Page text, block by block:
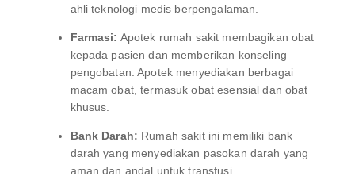
ahli teknologi medis berpengalaman.
Farmasi: Apotek rumah sakit membagikan obat
kepada pasien dan memberikan konseling
pengobatan. Apotek menyediakan berbagai
macam obat, termasuk obat esensial dan obat
khusus.
Bank Darah: Rumah sakit ini memiliki bank
darah yang menyediakan pasokan darah yang
aman dan andal untuk transfusi.